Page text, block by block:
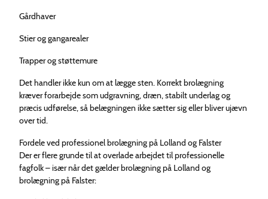
Gårdhaver
Stier og gangarealer
Trapper og støttemure
Det handler ikke kun om at lægge sten. Korrekt brolægning
kræver forarbejde som udgravning, dræn, stabilt underlag og
præcis udførelse, så belægningen ikke sætter sig eller bliver ujævn
over tid.
Fordele ved professionel brolægning på Lolland og Falster
Der er flere grunde til at overlade arbejdet til professionelle
fagfolk – især når det gælder brolægning på Lolland og
brolægning på Falster: